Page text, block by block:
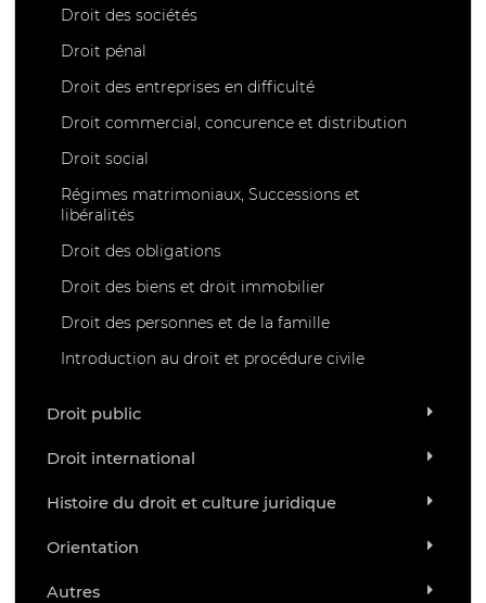
Droit des sociétés
Droit pénal
Droit des entreprises en difficulté
Droit commercial, concurence et distribution
Droit social
Régimes matrimoniaux, Successions et
libéralités
Droit des obligations
Droit des biens et droit immobilier
Droit des personnes et de la famille
Introduction au droit et procédure civile
Droit public
Droit international
Histoire du droit et culture juridique
Orientation
Autres